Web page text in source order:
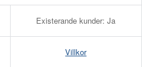
Existerande kunder: Ja
Villkor